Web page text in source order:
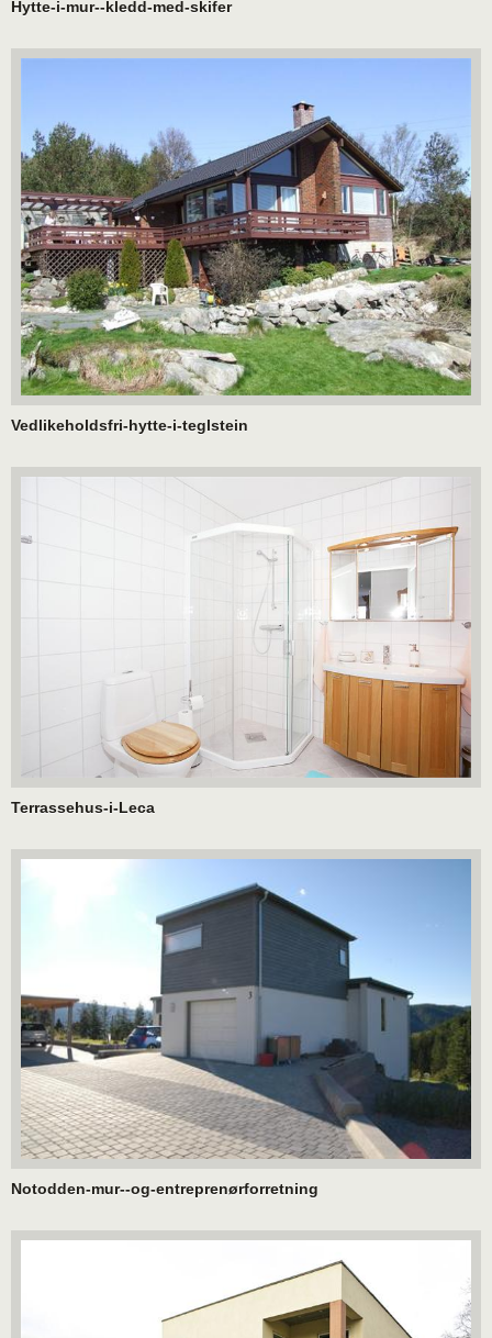
Hytte-i-mur--kledd-med-skifer
Vedlikeholdsfri-hytte-i-teglstein
Terrassehus-i-Leca
Notodden-mur--og-entreprenørforretning